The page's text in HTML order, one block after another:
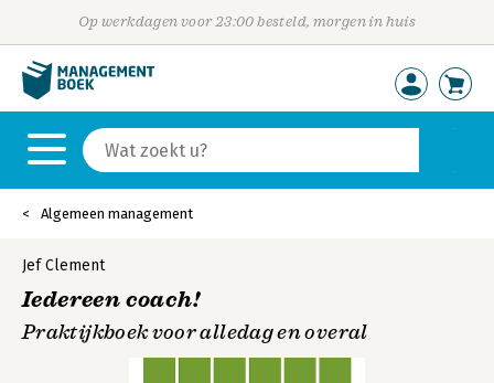
Op werkdagen voor 23:00 besteld, morgen in huis
Algemeen management
Jef Clement
Iedereen coach!
Praktijkboek voor alledag en overal